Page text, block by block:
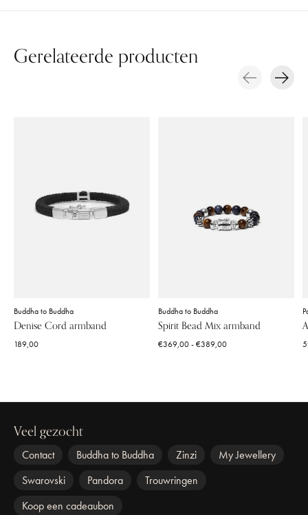
Gerelateerde producten
Buddha to Buddha
Denise Cord armband
189,00
Buddha to Buddha
Spirit Bead Mix armband
€369,00 - €389,00
Veel gezocht
Contact Buddha to Buddha Zinzi
My Jewellery
Swarovski
Pandora
Trouwringen
Koop een cadeaubon